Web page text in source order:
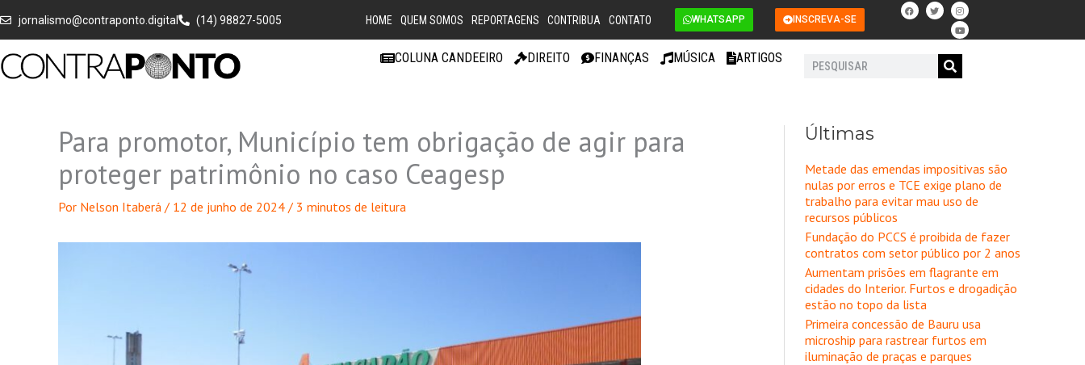
para
conteúdo
jornalismo@contraponto.digital (14) 98827-5005 HOME QUEM SOMOS REPORTAGENS CONTRIBUA CONTATO WHATSAPP INSCREVA-SE
F
a
c
b
T
w
i
t
I
n
s
t
a
r
Y
o
u
t
u
e
COLUNA CANDEEIRO DIREITO FINANÇAS MÚSICA ARTIGOS Pesquisar
Para promotor, Município tem obrigação de agir para
proteger patrimônio no caso Ceagesp
Por Nelson Itaberá / 12 de junho de 2024 / 3 minutos de leitura
Últimas
Metade das emendas impositivas são
nulas por erros e TCE exige plano de
trabalho para evitar mau uso de
recursos públicos
Fundação do PCCS é proibida de fazer
contratos com setor público por 2 anos
Aumentam prisões em flagrante em
cidades do Interior. Furtos e drogadição
estão no topo da lista
Primeira concessão de Bauru usa
microship para rastrear furtos em
iluminação de praças e parques